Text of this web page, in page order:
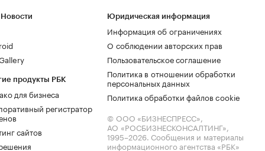
продукты РБК
для бизнеса
регистратор
сайтов
Юридическая информация
Информация об ограничениях
О соблюдении авторских прав
Пользовательское соглашение
Политика в отношении обработки
персональных данных
Политика обработки файлов cookie
© ООО «БИЗНЕСПРЕСС»,
АО «РОСБИЗНЕСКОНСАЛТИНГ»,
1995–2026. Сообщения и материалы
информационного агентства «РБК»